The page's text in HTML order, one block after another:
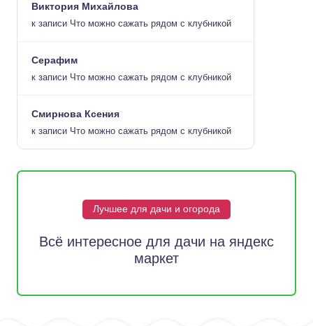
Виктория Михайлова
к записи Что можно сажать рядом с клубникой
Серафим
к записи Что можно сажать рядом с клубникой
Смирнова Ксения
к записи Что можно сажать рядом с клубникой
Лучшее для дачи и огорода
Всё интересное для дачи на яндекс
маркет